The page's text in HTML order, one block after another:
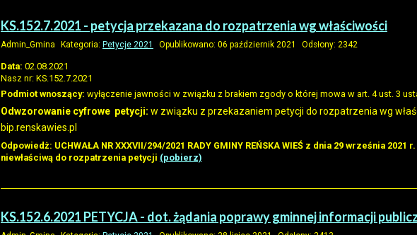
KS.152.7.2021 - petycja przekazana do rozpatrzenia wg właściwości
Admin_Gmina Kategoria: Petycje 2021 Opublikowano: 06 październik 2021 Odsłony: 2342
Data: 02.08.2021
Nasz nr: KS.152.7.2021
Podmiot wnoszący: wyłączenie jawności w związku z brakiem zgody o której mowa w art. 4 ust. 3
Odwzorowanie cyfrowe petycji: w związku z przekazaniem petycji do rozpatrzenia wg
bip.renskawies.pl
Odpowiedż: UCHWAŁA NR XXXVII/294/2021 RADY GMINY REŃSKA WIEŚ z dnia 29 września 2021 r.
niewłaściwą do rozpatrzenia petycji (pobierz)
KS.152.6.2021 PETYCJA - dot. żądania poprawy gminnej informacji